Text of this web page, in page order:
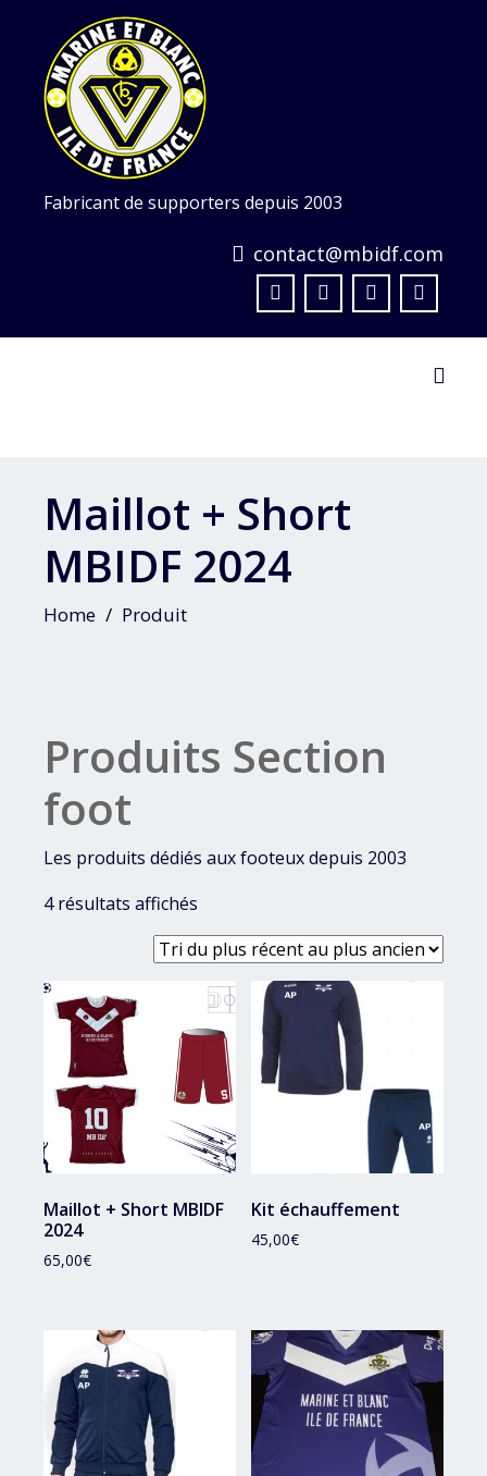
content
Fabricant de supporters depuis 2003
contact@mbidf.com
Maillot + Short
MBIDF 2024
Home Produit
Produits Section
foot
Les produits dédiés aux footeux depuis 2003
4 résultats affichés
du
plus
récent
au
plus
ancien
Maillot + Short MBIDF
2024
65,00€
Kit échauffement
45,00€